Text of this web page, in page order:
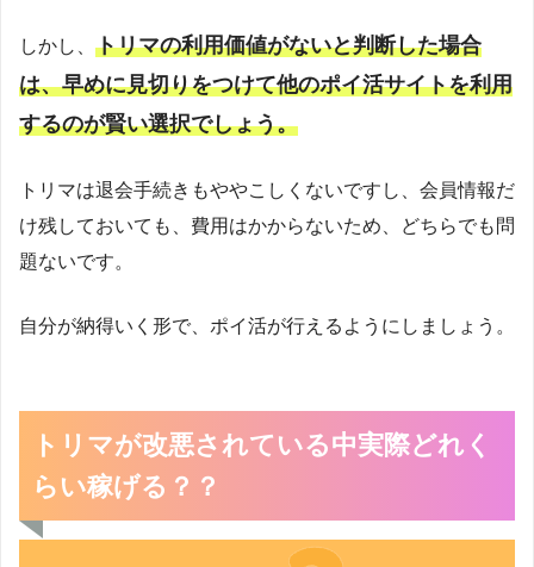
しかし、 トリマの利用価値がないと判断した場合
は、早めに見切りをつけて他のポイ活サイトを利用
するのが賢い選択でしょう。
トリマは退会手続きもややこしくないですし、会員情報だ
け残しておいても、費用はかからないため、どちらでも問
題ないです。
自分が納得いく形で、ポイ活が行えるようにしましょう。
トリマが改悪されている中実際どれく
らい稼げる？？